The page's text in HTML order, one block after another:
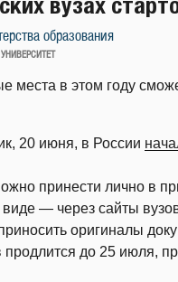
образования
места в этом году
20 июня, в России
принести лично в
— через сайты
оригиналы
продлится до 25 июля,